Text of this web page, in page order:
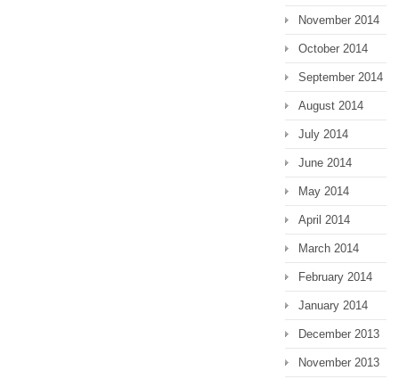
November 2014
October 2014
September 2014
August 2014
July 2014
June 2014
May 2014
April 2014
March 2014
February 2014
January 2014
December 2013
November 2013